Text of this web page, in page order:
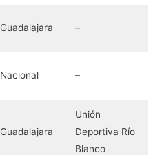
Guadalajara –
Nacional –
Guadalajara
Unión
Deportiva Río
Blanco